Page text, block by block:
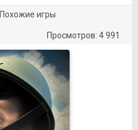
Похожие игры
Просмотров: 4 991